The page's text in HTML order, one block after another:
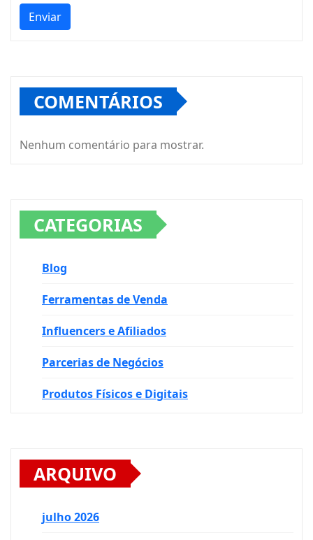
Enviar
COMENTÁRIOS
Nenhum comentário para mostrar.
CATEGORIAS
Blog
Ferramentas de Venda
Influencers e Afiliados
Parcerias de Negócios
Produtos Físicos e Digitais
ARQUIVO
julho 2026